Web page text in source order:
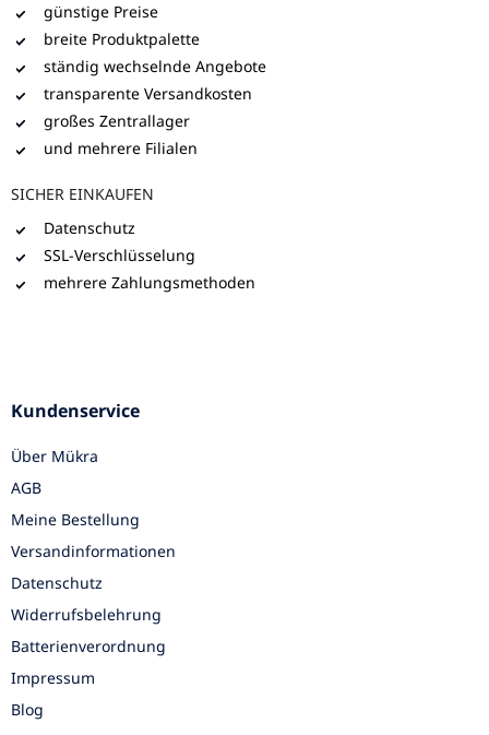
günstige Preise
breite Produktpalette
ständig wechselnde Angebote
transparente Versandkosten
großes Zentrallager
und mehrere Filialen
SICHER EINKAUFEN
Datenschutz
SSL-Verschlüsselung
mehrere Zahlungsmethoden
Kundenservice
Über Mükra
AGB
Meine Bestellung
Versandinformationen
Datenschutz
Widerrufsbelehrung
Batterienverordnung
Impressum
Blog